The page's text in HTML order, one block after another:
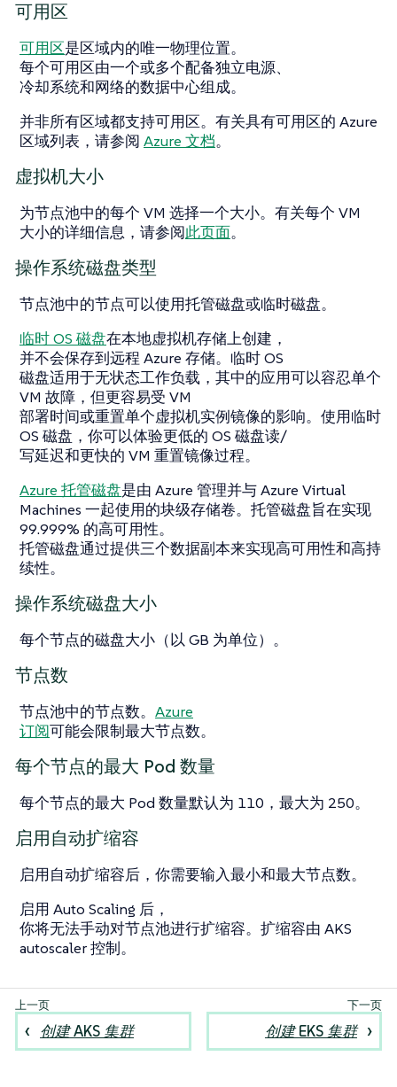
可用区
可用区是区域内的唯一物理位置。
每个可用区由一个或多个配备独立电源、
冷却系统和网络的数据中心组成。
并非所有区域都支持可用区。有关具有可用区的 Azure
区域列表，请参阅 Azure 文档。
虚拟机大小
为节点池中的每个 VM 选择一个大小。有关每个 VM
大小的详细信息，请参阅此页面。
操作系统磁盘类型
节点池中的节点可以使用托管磁盘或临时磁盘。
临时 OS 磁盘在本地虚拟机存储上创建，
并不会保存到远程 Azure 存储。临时 OS
磁盘适用于无状态工作负载，其中的应用可以容忍单个
VM 故障，但更容易受 VM
部署时间或重置单个虚拟机实例镜像的影响。使用临时
OS 磁盘，你可以体验更低的 OS 磁盘读/
写延迟和更快的 VM 重置镜像过程。
Azure 托管磁盘是由 Azure 管理并与 Azure Virtual
Machines 一起使用的块级存储卷。托管磁盘旨在实现
99.999% 的高可用性。
托管磁盘通过提供三个数据副本来实现高可用性和高持
续性。
操作系统磁盘大小
每个节点的磁盘大小（以 GB 为单位）。
节点数
节点池中的节点数。 Azure
订阅可能会限制最大节点数。
每个节点的最大 Pod 数量
每个节点的最大 Pod 数量默认为 110，最大为 250。
启用自动扩缩容
启用自动扩缩容后，你需要输入最小和最大节点数。
启用 Auto Scaling 后，
你将无法手动对节点池进行扩缩容。扩缩容由 AKS
autoscaler 控制。
创建 AKS 集群 创建 EKS 集群